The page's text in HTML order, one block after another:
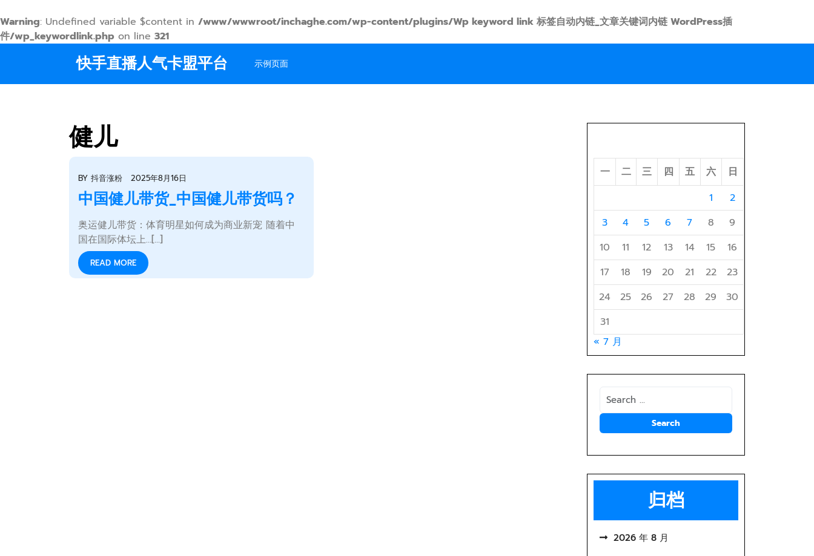
Warning: Undefined variable $content in /www/wwwroot/inchaghe.com/wp-content/plugins/Wp keyword link 标签自动内链_文章关键词内链 WordPress插
件/wp_keywordlink.php on line 321
快手直播人气卡盟平台 示例页面
健儿
BY 抖音涨粉 2025年8月16日
中国健儿带货_中国健儿带货吗？
奥运健儿带货：体育明星如何成为商业新宠 随着中
国在国际体坛上…[...]
READ MORE
一
二 三 四 五 六
日
1
2
3
4 5 6 7 8
9
10
11 12 13 14 15
16
17
18 19 20 21 22
23
24
25 26 27 28 29
30
31
« 7 月
归档
2026 年 8 月